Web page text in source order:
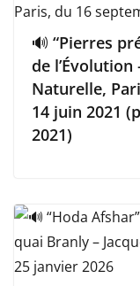
🔊 “Pierres
de
Naturelle,
14 juin 2021
2021)